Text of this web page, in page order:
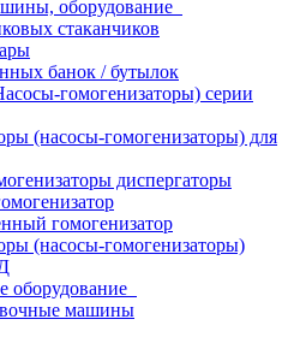
оборудование
стаканчиков
банок / бутылок
гомогенизаторы) серии
(насосы-гомогенизаторы) для
диспергаторы
гомогенизатор
(насосы-гомогенизаторы)
оборудование
машины